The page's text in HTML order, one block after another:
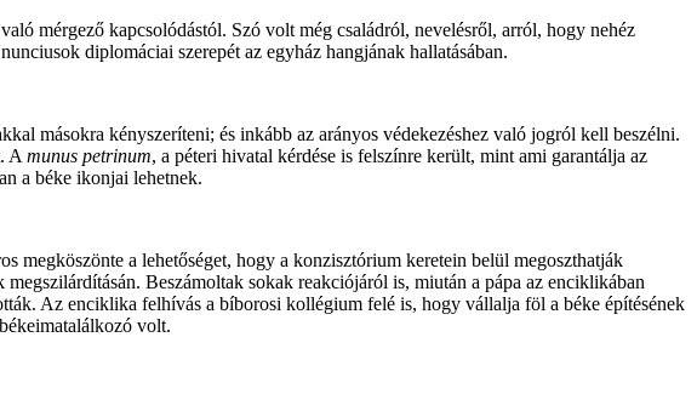
mérgező kapcsolódástól. Szó volt még családról, nevelésről, arról, hogy nehéz
diplomáciai szerepét az egyház hangjának hallatásában.
másokra kényszeríteni; és inkább az arányos védekezéshez való jogról kell beszélni.
A munus petrinum, a péteri hivatal kérdése is felszínre került, mint ami garantálja az
a béke ikonjai lehetnek.
megköszönte a lehetőséget, hogy a konzisztórium keretein belül megoszthatják
Beszámoltak sokak reakciójáról is, miután a pápa az enciklikában
Az enciklika felhívás a bíborosi kollégium felé is, hogy vállalja föl a béke építésének
volt.